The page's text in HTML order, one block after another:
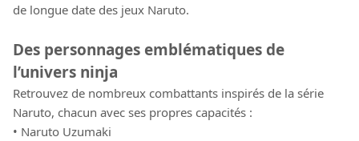
de longue date des jeux Naruto.
Des personnages emblématiques de
l’univers ninja
Retrouvez de nombreux combattants inspirés de la série
Naruto, chacun avec ses propres capacités :
• Naruto Uzumaki